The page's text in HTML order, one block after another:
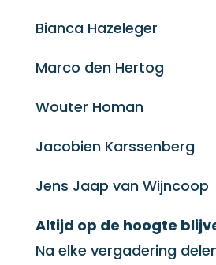
Bianca Hazeleger
Marco den Hertog
Wouter Homan
Jacobien Karssenberg
Jens Jaap van Wijncoop
Altijd op de hoogte
Na elke vergadering